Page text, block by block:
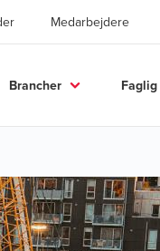
Medarbejdere
Brancher